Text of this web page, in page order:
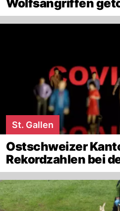
Wolfsangriffen
St. Gallen
Ostschweizer
Rekordzahlen bei